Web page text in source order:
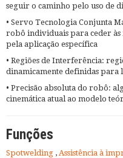
seguir o caminho pelo uso de
• Servo Tecnologia Conjunta
robô individuais para ceder às
pela aplicação específica
• Regiões de Interferência:
dinamicamente definidas
• Precisão absoluta do robô:
cinemática atual ao modelo
Funções
Spotwelding , Assistência à